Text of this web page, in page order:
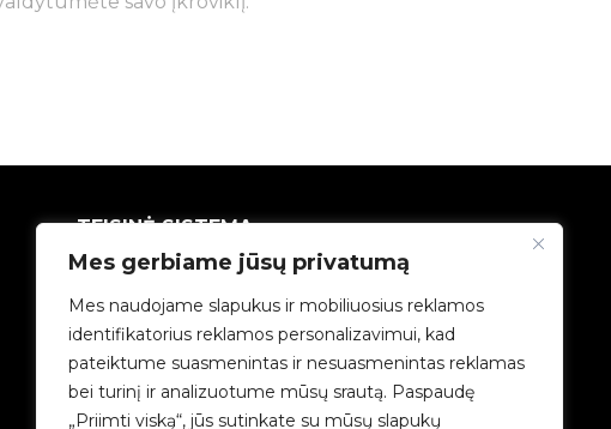
Mes gerbiame jūsų privatumą
Mes naudojame slapukus ir mobiliuosius reklamos
identifikatorius reklamos personalizavimui, kad
pateiktume suasmenintas ir nesuasmenintas reklamas
bei turinį ir analizuotume mūsų srautą. Paspaudę
„Priimti viską“, jūs sutinkate su mūsų slapukų
TEISINĖ SISTEMA
Teisinė informacija
Slapukų politika